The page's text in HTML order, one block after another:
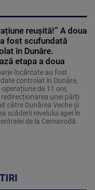
reușită!” A doua
fost scufundată
în Dunăre.
etapa a doua
încărcate au fost
controlat în Dunăre,
operațiune de 11 ore,
unei părți
către Dunărea Veche și
scăderii nivelului apei în
de la Cernavodă.